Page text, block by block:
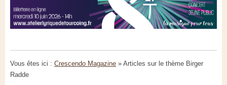
Vous êtes ici : Crescendo Magazine » Articles sur le thème Birger
Radde